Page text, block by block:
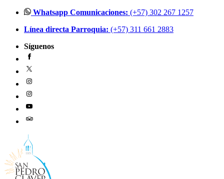
contenido
Whatsapp Comunicaciones: (+57) 302 267 1257
Línea directa Parroquia: (+57) 311 661 2883
Síguenos